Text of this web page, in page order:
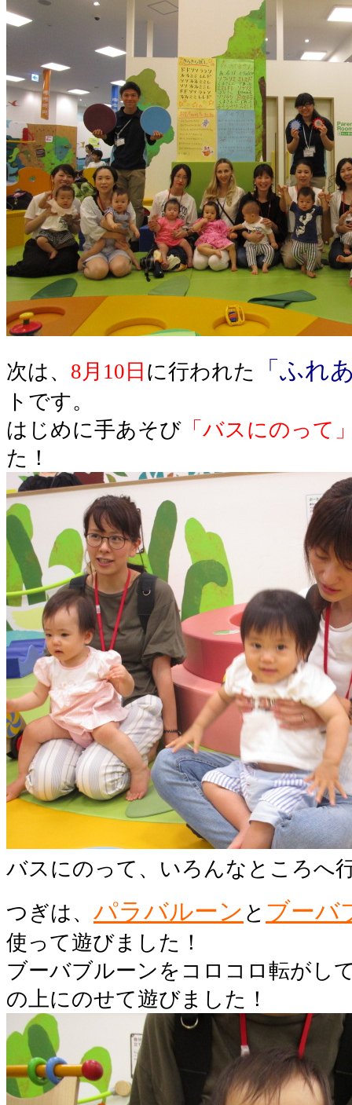
次は、 8月10日 に行われた 「ふれ
トです。
はじめに手あそび 「バスにのって
た！
バスにのって、いろんなところへ
つぎは、 パラバルーン と ブーバ
使って遊びました！
ブーバブルーンをコロコロ転がし
の上にのせて遊びました！